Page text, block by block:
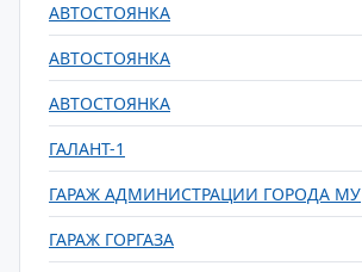
АВТОСТОЯНКА
АВТОСТОЯНКА
АВТОСТОЯНКА
ГАЛАНТ-1
ГАРАЖ АДМИНИСТРАЦИИ ГОРОДА МУ
ГАРАЖ ГОРГАЗА